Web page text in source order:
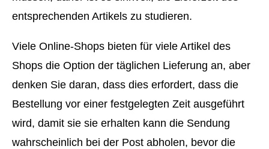
entsprechenden Artikels zu studieren.
Viele Online-Shops bieten für viele Artikel des
Shops die Option der täglichen Lieferung an, aber
denken Sie daran, dass dies erfordert, dass die
Bestellung vor einer festgelegten Zeit ausgeführt
wird, damit sie sie erhalten kann die Sendung
wahrscheinlich bei der Post abholen, bevor die